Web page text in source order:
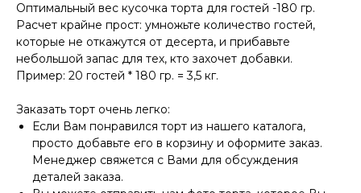
Оптимальный вес кусочка торта для гостей -180 гр.
Расчет крайне прост: умножьте количество гостей,
которые не откажутся от десерта, и прибавьте
небольшой запас для тех, кто захочет добавки.
Пример: 20 гостей * 180 гр. = 3,5 кг.
Заказать торт очень легко:
Если Вам понравился торт из нашего каталога,
просто добавьте его в корзину и оформите заказ.
Менеджер свяжется с Вами для обсуждения
деталей заказа.